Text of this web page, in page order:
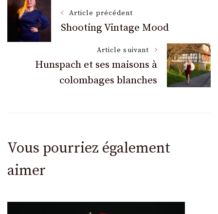
Navigation
des
articles
Article précédent
Shooting Vintage Mood
Article suivant
Hunspach et ses maisons à
colombages blanches
Vous pourriez également
aimer